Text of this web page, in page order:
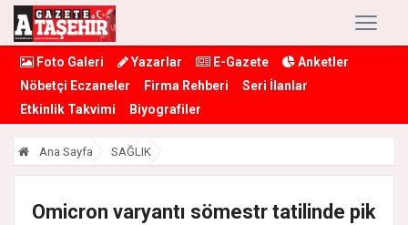
Foto Galeri Yazarlar E-Gazete
Anketler
Nöbetçi Eczaneler
Firma Rehberi
Seri İlanlar
Etkinlik Takvimi
Biyografiler
Ana Sayfa SAĞLIK
Omicron varyantı sömestr tatilinde pik